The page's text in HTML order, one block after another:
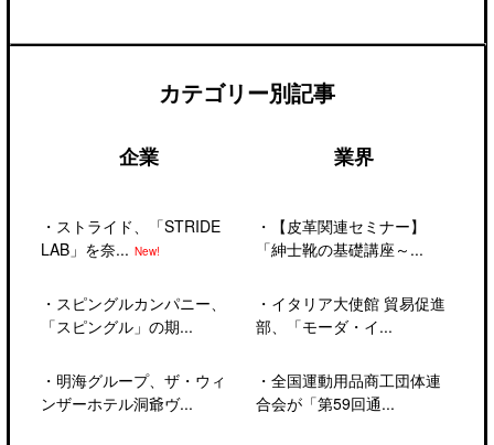
カテゴリー別記事
企業
・ ストライド、「STRIDE
LAB」を奈... New!
・ スピングルカンパニー、
「スピングル」の期...
・ 明海グループ、ザ・ウィ
ンザーホテル洞爺ヴ...
業界
・
【皮革関連セミナー】
「紳士靴の基礎講座～...
・ イタリア大使館 貿易促進
部、「モーダ・イ...
・ 全国運動用品商工団体連
合会が「第59回通...